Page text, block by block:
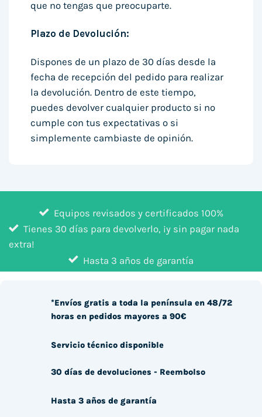
que no tengas que preocuparte.
Plazo de Devolución:
Dispones de un plazo de 30 días desde la
fecha de recepción del pedido para realizar
la devolución. Dentro de este tiempo,
puedes devolver cualquier producto si no
cumple con tus expectativas o si
simplemente cambiaste de opinión.
Equipos revisados y certificados 100%
Tienes 30 días para devolverlo, ¡y sin pagar nada
extra!
Hasta 3 años de garantía
*Envíos gratis a toda la península en 48/72
horas en pedidos mayores a 90€
Servicio técnico disponible
30 días de devoluciones - Reembolso
Hasta 3 años de garantía